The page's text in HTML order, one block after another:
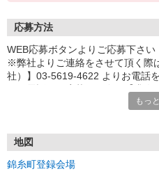
応募方法
WEB応募ボタンよりご応募下さい
※弊社よりご連絡をさせて頂く際
社）】03-5619-4622 よりお電話
ご覧頂いたお仕事をご案内させて
ご応募頂いた際に会場の詳細日程
もっ
地図
錦糸町登録会場